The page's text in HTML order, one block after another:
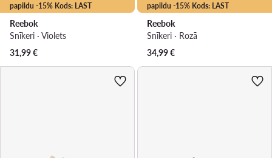
papildu -15% Kods: LAST
Reebok
Snīkeri · Violets
31,99€
papildu -15% Kods: LAST
Reebok
Snīkeri · Rozā
34,99€